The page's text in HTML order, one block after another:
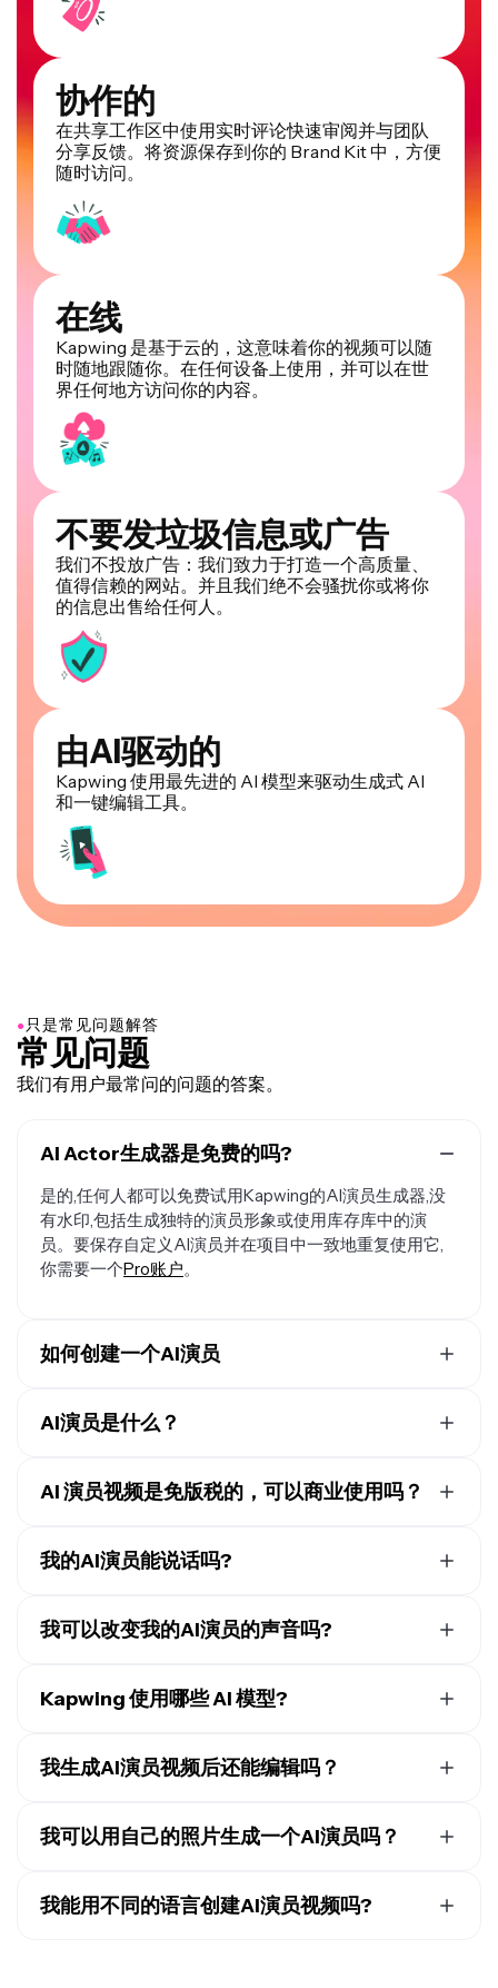
协作的
在共享工作区中使用实时评论快速审阅并与团队
分享反馈。将资源保存到你的 Brand Kit 中，方便
随时访问。
在线
Kapwing 是基于云的，这意味着你的视频可以随
时随地跟随你。在任何设备上使用，并可以在世
界任何地方访问你的内容。
不要发垃圾信息或广告
我们不投放广告：我们致力于打造一个高质量、
值得信赖的网站。并且我们绝不会骚扰你或将你
的信息出售给任何人。
由AI驱动的
Kapwing 使用最先进的 AI 模型来驱动生成式 AI
和一键编辑工具。
● 只是常见问题解答
常见问题
我们有用户最常问的问题的答案。
AI Actor生成器是免费的吗?
是的,任何人都可以免费试用Kapwing的AI演员生成器,没
有水印,包括生成独特的演员形象或使用库存库中的演
员。要保存自定义AI演员并在项目中一致地重复使用它,
你需要一个Pro账户。
如何创建一个AI演员
输入一个描述你想创建的演员的提示词，包括面部特征、
点击"添加角色"。给你的AI演员起个名字和描述，然后点
一旦你把AI演员保存为品牌角色，你就可以通过输入"@
AI演员是什么？
频中看起来和表现得像真人一样。他们可以说话、展现表
AI演员被用于电影、广告和
AI 演员视频是免版税的，可以商业使用吗？
频,包括商业用途。
我的AI演员能说话吗?
从我们由 ElevenLabs 驱动的 AI 语音库中为你的角色选
我的频道！'"Kapwing AI 会自动将你的 AI 演员的嘴唇动
我可以改变我的AI演员的声音吗?
音来创建 AI 语音克隆。
Kapwing 使用哪些 AI 模型?
Kapwing AI 集成了 Veo、Seedance 和 Kling，所以你可
你自己的开始帧，然后把它变成逼真的视频。
我生成AI演员视频后还能编辑吗？
它，添加字幕、贴纸、logo、叠加层、B-roll 素材、标题
我可以用自己的照片生成一个AI演员吗？
身，然后在生成的视频中使用这个 AI 演员。
我能用不同的语言创建AI演员视频吗?